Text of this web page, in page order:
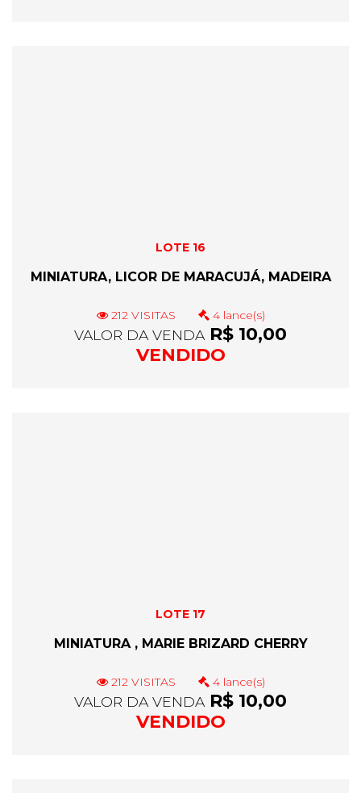
LOTE 16
MINIATURA, LICOR DE MARACUJÁ, MADEIRA
212 VISITAS 4 lance(s)
VALOR DA VENDAR$ 10,00
VENDIDO
LOTE 17
MINIATURA , MARIE BRIZARD CHERRY
212 VISITAS 4 lance(s)
VALOR DA VENDAR$ 10,00
VENDIDO